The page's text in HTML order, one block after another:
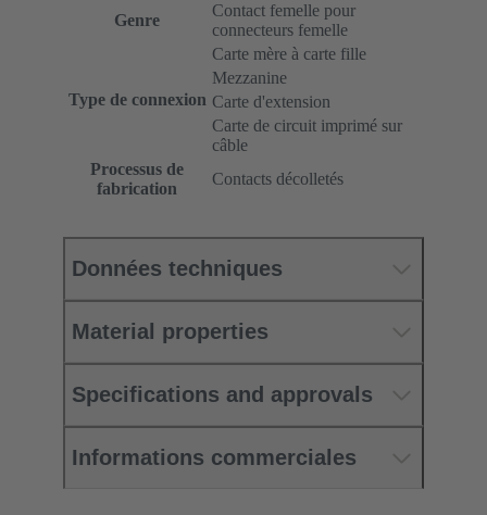
Genre
Contact femelle pour
connecteurs femelle
Type de connexion
Carte mère à carte fille
Mezzanine
Carte d'extension
Carte de circuit imprimé sur
câble
Processus de
fabrication
Contacts décolletés
Données techniques
Material properties
Specifications and approvals
Informations commerciales